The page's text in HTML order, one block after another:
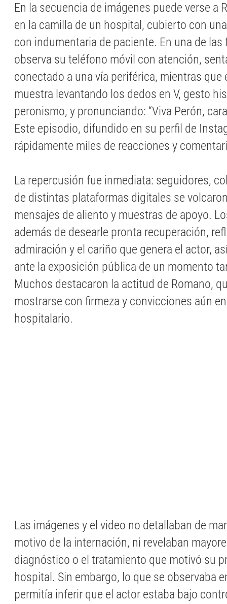
En la secuencia de imágenes puede verse a
en la camilla de un hospital, cubierto con
con indumentaria de paciente. En una de
observa su teléfono móvil con atención,
conectado a una vía periférica, mientras que
muestra levantando los dedos en V, gesto
peronismo, y pronunciando: “Viva Perón,
Este episodio, difundido en su perfil de
rápidamente miles de reacciones y
La repercusión fue inmediata: seguidores,
de distintas plataformas digitales se
mensajes de aliento y muestras de apoyo.
además de desearle pronta recuperación,
admiración y el cariño que genera el actor,
ante la exposición pública de un momento
Muchos destacaron la actitud de Romano,
mostrarse con firmeza y convicciones aún
hospitalario.
Las imágenes y el video no detallaban de
motivo de la internación, ni revelaban
diagnóstico o el tratamiento que motivó su
hospital. Sin embargo, lo que se observaba
permitía inferir que el actor estaba bajo